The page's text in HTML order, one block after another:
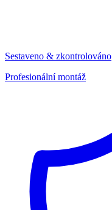
Sestaveno & zkontrolováno
Profesionální montáž